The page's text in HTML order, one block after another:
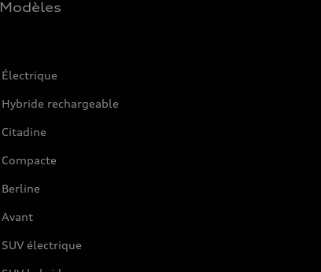
Modèles
Électrique
Hybride rechargeable
Citadine
Compacte
Berline
Avant
SUV électrique